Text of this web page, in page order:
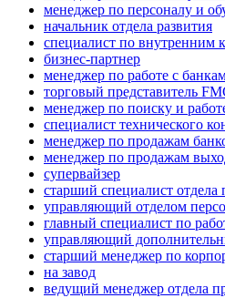
менеджер по персоналу и
начальник отдела развития
специалист по внутренним
бизнес-партнер
менеджер по работе с
торговый представитель
менеджер по поиску и
специалист технического
менеджер по продажам
менеджер по продажам
супервайзер
старший специалист отдела
управляющий отделом
главный специалист по
управляющий
старший менеджер по
на завод
ведущий менеджер отдела